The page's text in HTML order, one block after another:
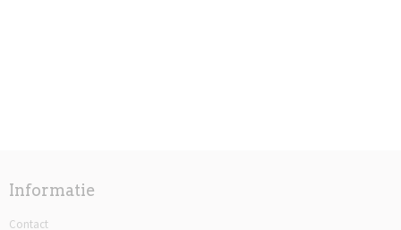
Informatie
Contact